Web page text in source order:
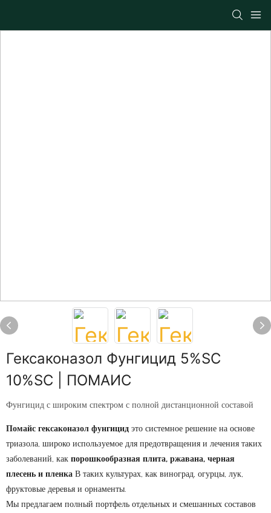
Гексаконазол Фунгицид 5%SC
10%SC | ПОМАИС
Фунгицид с широким спектром с полной дистанционной составой
Помайс гексаконазол фунгицид это системное решение на основе
триазола, широко используемое для предотвращения и лечения таких
заболеваний, как порошкообразная плита, ржавана, черная
плесень и пленка В таких культурах, как виноград, огурцы, лук,
фруктовые деревья и орнаменты.
Мы предлагаем полный портфель отдельных и смешанных составов